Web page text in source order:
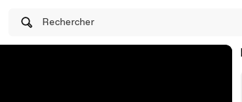
Rechercher